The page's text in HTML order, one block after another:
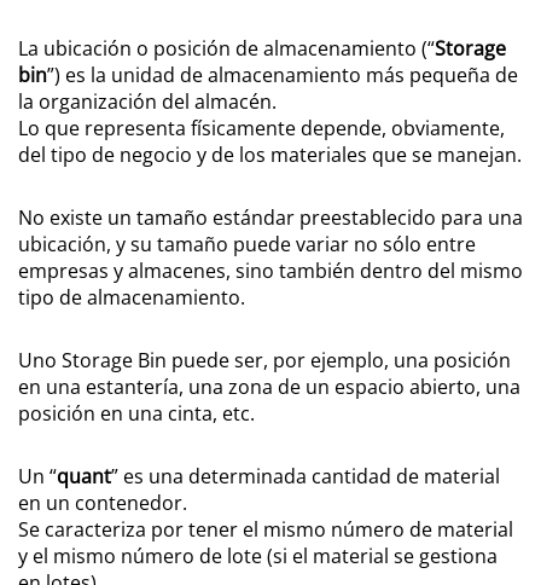
La ubicación o posición de almacenamiento (“Storage
bin”) es la unidad de almacenamiento más pequeña de
la organización del almacén.
Lo que representa físicamente depende, obviamente,
del tipo de negocio y de los materiales que se manejan.
No existe un tamaño estándar preestablecido para una
ubicación, y su tamaño puede variar no sólo entre
empresas y almacenes, sino también dentro del mismo
tipo de almacenamiento.
Uno Storage Bin puede ser, por ejemplo, una posición
en una estantería, una zona de un espacio abierto, una
posición en una cinta, etc.
Un “quant” es una determinada cantidad de material
en un contenedor.
Se caracteriza por tener el mismo número de material
y el mismo número de lote (si el material se gestiona